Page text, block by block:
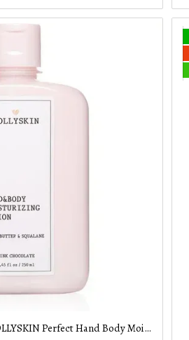
Лосьйон для рук і тіла HOLLYSKIN Perfect Hand Body Moisturizing Lotion, 250 мл